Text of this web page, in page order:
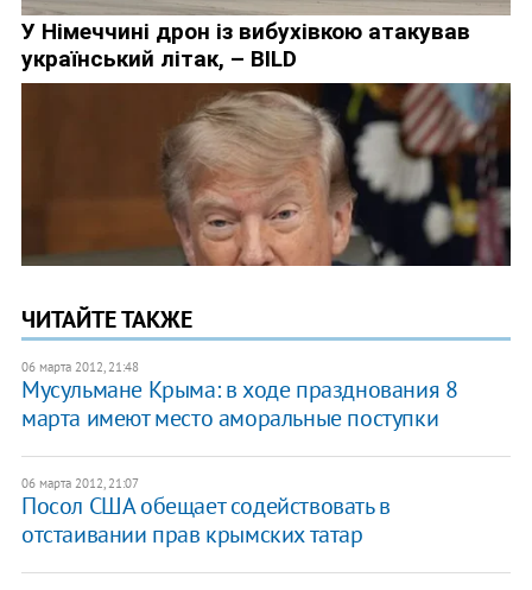
ЧИТАЙТЕ ТАКЖЕ
06 марта 2012, 21:48
Мусульмане Крыма: в ходе празднования 8
марта имеют место аморальные поступки
06 марта 2012, 21:07
Посол США обещает содействовать в
отстаивании прав крымских татар